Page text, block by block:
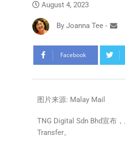
August 4, 2023
By Joanna Tee -
Facebook
图片来源: Malay Mail
TNG Digital Sdn Bhd宣布
Transfer。